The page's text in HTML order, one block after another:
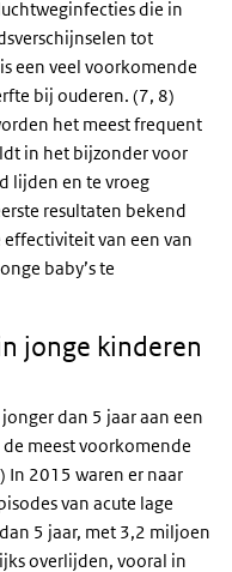
die in
tot
een veel voorkomende
bij ouderen. (7, 8)
het meest frequent
in het bijzonder voor
lijden en te vroeg
resultaten bekend
van een van
baby’s te
jonge kinderen
dan 5 jaar aan een
meest voorkomende
In 2015 waren er naar
van acute lage
5 jaar, met 3,2 miljoen
overlijden, vooral in